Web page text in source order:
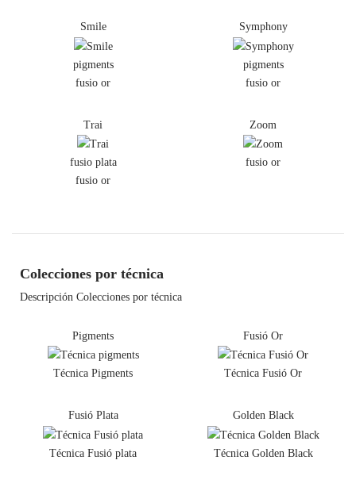
Smile
pigments
fusio or
Symphony
pigments
fusio or
Trai
fusio plata
fusio or
Zoom
fusio or
Colecciones por técnica
Descripción Colecciones por técnica
Pigments
Técnica Pigments
Fusió Or
Técnica Fusió Or
Fusió Plata
Técnica Fusió plata
Golden Black
Técnica Golden Black